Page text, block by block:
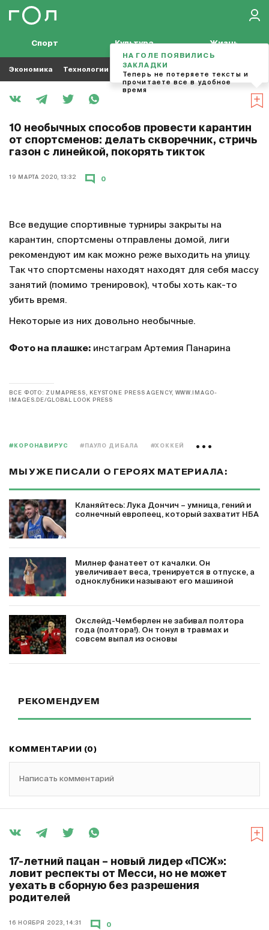
Спорт Культура Жизнь
Экономика Технологии Кино Футбол
10 необычных способов провести карантин
от спортсменов: делать скворечник, стричь
газон с линейкой, покорять тикток
19 МАРТА 2020, 13:32 0
Все ведущие спортивные турниры закрыты на
карантин, спортсмены отправлены домой, лиги
рекомендуют им как можно реже выходить на улицу.
Так что спортсмены находят находят для себя массу
занятий (помимо тренировок), чтобы хоть как-то
убить время.
Некоторые из них довольно необычные.
Фото на плашке: инстаграм Артемия Панарина
ВСЕ ФОТО: ZUMAPRESS, KEYSTONE PRESS AGENCY, WWW.IMAGO-
IMAGES.DE/GLOBAL LOOK PRESS
#КОРОНАВИРУС #ПАУЛО ДИБАЛА #ХОККЕЙ
МЫ УЖЕ ПИСАЛИ О ГЕРОЯХ МАТЕРИАЛА:
Кланяйтесь: Лука Дончич – умница, гений и
солнечный европеец, который захватит НБА
Милнер фанатеет от качалки. Он
увеличивает веса, тренируется в отпуске, а
одноклубники называют его машиной
Окслейд-Чемберлен не забивал полтора
года (полтора!). Он тонул в травмах и
совсем выпал из основы
РЕКОМЕНДУЕМ
КОММЕНТАРИИ (0)
Написать комментарий
17-летний пацан – новый лидер «ПСЖ»:
ловит респекты от Месси, но не может
уехать в сборную без разрешения
родителей
16 НОЯБРЯ 2023, 14:31 0
НА ГОЛЕ ПОЯВИЛИСЬ
ЗАКЛАДКИ
Теперь не потеряете тексты и
прочитаете все в удобное
время